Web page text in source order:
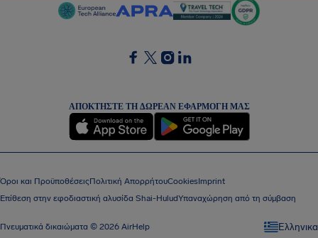
ΑΠΟΚΤΉΣΤΕ ΤΗ ΔΩΡΕΆΝ ΕΦΑΡΜΟΓΉ ΜΑΣ
Όροι και ΠροϋποθέσειςΠολιτική ΑπορρήτουCookiesImprint
Επίθεση στην εφοδιαστική αλυσίδα Shai-HuludΥπαναχώρηση από τη σύμβαση
Πνευματικά δικαιώματα © 2026 AirHelp Eλληνικα